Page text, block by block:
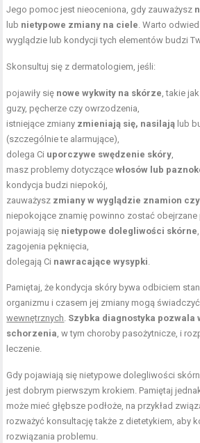
Jego pomoc jest nieoceniona, gdy zauważysz
lub nietypowe zmiany na ciele. Warto
wyglądzie lub kondycji tych elementów budzi
Skonsultuj się z dermatologiem, jeśli:
pojawiły się nowe wykwity na skórze, takie
guzy, pęcherze czy owrzodzenia,
istniejące zmiany zmieniają się, nasilają lub
(szczególnie te alarmujące),
dolega Ci uporczywe swędzenie skóry,
masz problemy dotyczącewłosów lub
kondycja budzi niepokój,
zauważysz zmiany w wyglądzie znamion
niepokojące znamię powinno zostać
pojawiają się nietypowe dolegliwości skórne
zagojenia pęknięcia,
dolegają Ci nawracające wysypki.
Pamiętaj, że kondycja skóry bywa odbiciem
organizmu i czasem jej zmiany mogą
wewnętrznych. Szybka diagnostyka pozwala
schorzenia, w tym choroby pasożytnicze, i
leczenie.
Gdy pojawiają się nietypowe dolegliwości
jest dobrym pierwszym krokiem. Pamiętaj
może mieć głębsze podłoże, na przykład
rozważyć konsultację także z dietetykiem, aby
rozwiązania problemu.